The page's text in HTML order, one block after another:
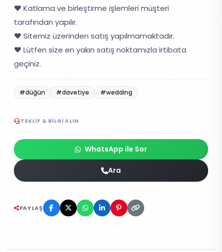
❤️ Katlama ve birleştirme işlemleri müşteri
tarafından yapılır.
❤️ Sitemiz üzerinden satış yapılmamaktadır.
❤️ Lütfen size en yakın satış noktamızla irtibata
geçiniz.
#düğün #davetiye #wedding
TEKLIF & BILGI ALIN
WhatsApp ile Sor
Ara
PAYLAŞ